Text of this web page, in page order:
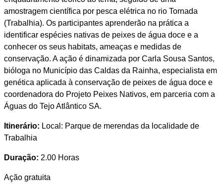
amostragem científica por pesca elétrica no rio Tornada
(Trabalhia). Os participantes aprenderão na prática a
identificar espécies nativas de peixes de água doce e a
conhecer os seus habitats, ameaças e medidas de
conservação. A ação é dinamizada por Carla Sousa Santos,
bióloga no Município das Caldas da Rainha, especialista em
genética aplicada à conservação de peixes de água doce e
coordenadora do Projeto Peixes Nativos, em parceria com a
Águas do Tejo Atlântico SA.
Itinerário: Local: Parque de merendas da localidade de
Trabalhia
Duração: 2.00 Horas
Ação gratuita